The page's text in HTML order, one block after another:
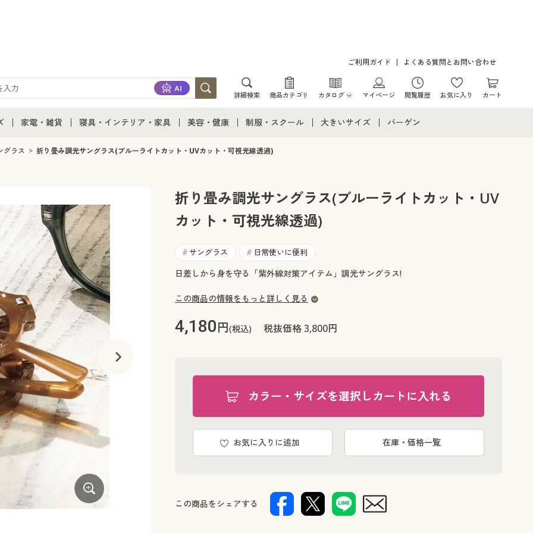
ご利用ガイド よくある質問とお問い合わせ
詳細検索 商品カテゴリ カタログ
カタログ・チラシからのご注文
マイページ 閲覧履歴 お気に入り カート
通販すべて
下着
家電・雑貨
家電・雑貨すべて
キッチン・雑貨・日用品
寝具・インテリア・家具
寝具・インテリア・家具通販すべて
寝具・ベッド
カーテン・ラグ・ファブリック
美容・健康
美容・健康通販すべて
制服・スクール
制服・スクールすべて
ジュニア・ティーンズ下着
大きいサイズ
大きいサイズ レディース下着
大きいサイズ 事務・制服
バーゲン
グラス 折り畳み調光サングラス(ブルーライトカット・UVカット・可視光線透過)
折り畳み調光サングラス(ブルーライトカット・UV
カット・可視光線透過)
# サングラス # 日常使いに便利
日差しから身を守る「紫外線対策アイテム」調光サングラス!
この商品の情報をもっと詳しく見る
4,180円(税込) 税抜価格 3,800円
カラー・サイズを選択しカートに入れる
お気に入りに追加 在庫・価格一覧
この商品をシェアする